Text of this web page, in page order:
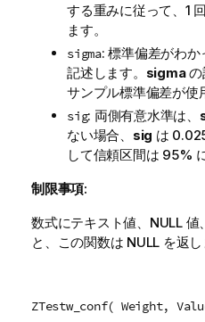
する重みに従って、1
ます。
sigma: 標準偏差がわか
記述します。 sigmaの
サンプル標準偏差が使
sig: 両側有意水準は、
ない場合、 sig は
して信頼区間は 95%
制限事項:
数式にテキスト値、 NULL値
と、この関数は NULL を返し
ZTestw_conf( Weight,